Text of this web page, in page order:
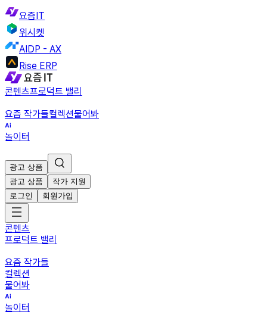
요즘IT
위시켓
AIDP - AX
Rise ERP
콘텐츠프로덕트 밸리
요즘 작가들컬렉션물어봐
놀이터
광고 상품
광고 상품
작가 지원
로그인
회원가입
콘텐츠
프로덕트 밸리
요즘 작가들
컬렉션
물어봐
놀이터